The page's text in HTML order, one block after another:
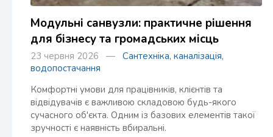
Модульні санвузли: практичне рішення
для бізнесу та громадських місць
23 червня 2026 — Сантехніка, каналізація,
водопостачання
Комфортні умови для працівників, клієнтів та
відвідувачів є важливою складовою будь-якого
сучасного об'єкта. Одним із базових елементів такої
зручності є наявність вбиральні.